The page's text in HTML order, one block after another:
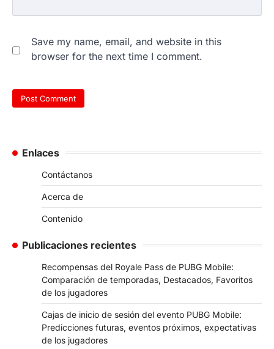
Save my name, email, and website in this
browser for the next time I comment.
Enlaces
Contáctanos
Acerca de
Contenido
Publicaciones recientes
Recompensas del Royale Pass de PUBG Mobile:
Comparación de temporadas, Destacados, Favoritos
de los jugadores
Cajas de inicio de sesión del evento PUBG Mobile:
Predicciones futuras, eventos próximos, expectativas
de los jugadores